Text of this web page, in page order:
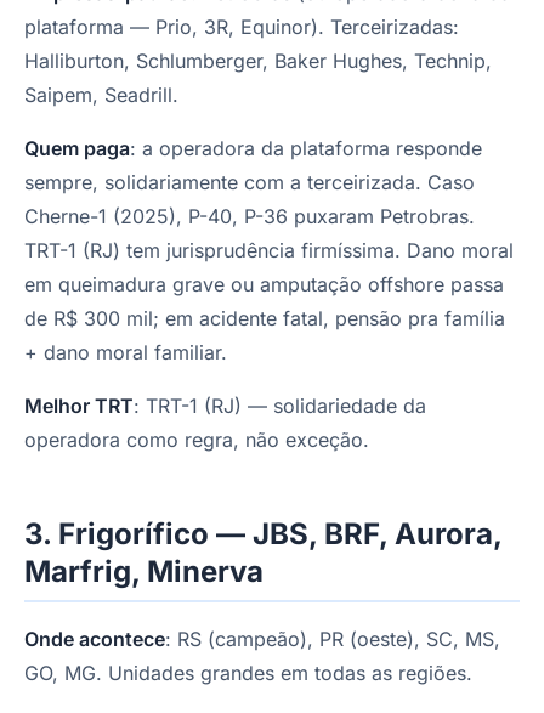
plataforma — Prio, 3R, Equinor). Terceirizadas:
Halliburton, Schlumberger, Baker Hughes, Technip,
Saipem, Seadrill.
Quem paga: a operadora da plataforma responde
sempre, solidariamente com a terceirizada. Caso
Cherne-1 (2025), P-40, P-36 puxaram Petrobras.
TRT-1 (RJ) tem jurisprudência firmíssima. Dano moral
em queimadura grave ou amputação offshore passa
de R$ 300 mil; em acidente fatal, pensão pra família
+ dano moral familiar.
Melhor TRT: TRT-1 (RJ) — solidariedade da
operadora como regra, não exceção.
3. Frigorífico — JBS, BRF, Aurora,
Marfrig, Minerva
Onde acontece: RS (campeão), PR (oeste), SC, MS,
GO, MG. Unidades grandes em todas as regiões.